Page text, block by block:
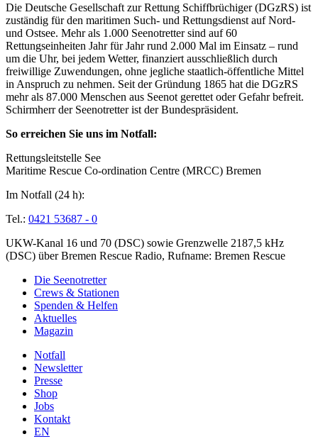
Die Deutsche Gesellschaft zur Rettung Schiffbrüchiger (DGzRS) ist
zuständig für den maritimen Such- und Rettungsdienst auf Nord-
und Ostsee. Mehr als 1.000 Seenotretter sind auf 60
Rettungseinheiten Jahr für Jahr rund 2.000 Mal im Einsatz – rund
um die Uhr, bei jedem Wetter, finanziert ausschließlich durch
freiwillige Zuwendungen, ohne jegliche staatlich-öffentliche Mittel
in Anspruch zu nehmen. Seit der Gründung 1865 hat die DGzRS
mehr als 87.000 Menschen aus Seenot gerettet oder Gefahr befreit.
Schirmherr der Seenotretter ist der Bundespräsident.
So erreichen Sie uns im Notfall:
Rettungsleitstelle See
Maritime Rescue Co-ordination Centre (MRCC) Bremen
Im Notfall (24 h):
Tel.: 0421 53687 - 0
UKW-Kanal 16 und 70 (DSC) sowie Grenzwelle 2187,5 kHz
(DSC) über Bremen Rescue Radio, Rufname: Bremen Rescue
Die Seenotretter
Crews & Stationen
Spenden & Helfen
Aktuelles
Magazin
Notfall
Newsletter
Presse
Shop
Jobs
Kontakt
EN